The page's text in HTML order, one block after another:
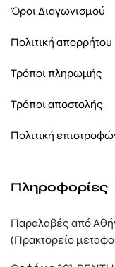
Όροι Διαγωνισμού
Πολιτική απορρήτου
Τρόποι πληρωμής
Τρόποι αποστολής
Πολιτική
Πληροφορίες
Παραλαβές από
(Πρακτορείο